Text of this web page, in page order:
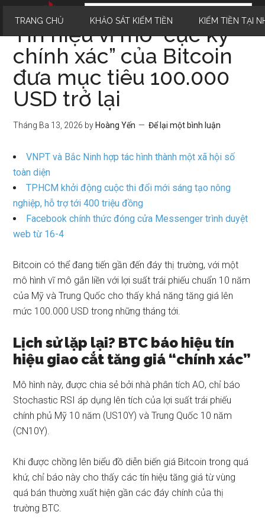
TRANG CHỦ KHẢO SÁT KIẾM TIỀN KIẾM TIỀN TẠI
Tín hiệu vĩ mô “cực kỳ
chính xác” của Bitcoin
đưa mục tiêu 100.000
USD trở lại
Tháng Ba 13, 2026 by Hoàng Yến Để lại một bình luận
VNPT và Bắc Ninh hợp tác hình thành một xã hội số
toàn diện
TPHCM khởi động cuộc thi đổi mới sáng tạo nông
nghiệp, hỗ trợ tới 400 triệu đồng
Facebook chính thức đóng cửa Messenger trình duyệt
web từ 16-4
Bitcoin có thể đang tiến gần đến đáy thị trường, với một
mô hình vĩ mô gắn liền với lợi suất trái phiếu chuẩn 10 năm
của Mỹ và Trung Quốc cho thấy khả năng tăng giá lên
mức 100.000 USD trong những tháng tới.
Lịch sử lặp lại? BTC báo hiệu tín
hiệu giao cắt tăng giá “chính xác”
Mô hình này, được chia sẻ bởi nhà phân tích AO, chỉ báo
Stochastic RSI áp dụng lên tích của lợi suất trái phiếu
chính phủ Mỹ 10 năm (US10Y) và Trung Quốc 10 năm
(CN10Y).
Khi được chồng lên biểu đồ diễn biến giá Bitcoin trong quá
khứ, chỉ báo này cho thấy các tín hiệu tăng giá từ vùng
quá bán thường xuất hiện gần các đáy chính của thị
trường BTC.